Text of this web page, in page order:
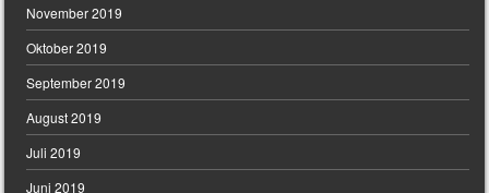
November 2019
Oktober 2019
September 2019
August 2019
Juli 2019
Juni 2019